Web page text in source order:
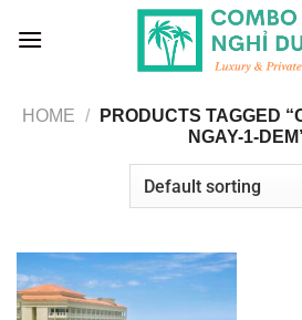
HOME /
PRODUCTS TAGGED
NGAY-1-